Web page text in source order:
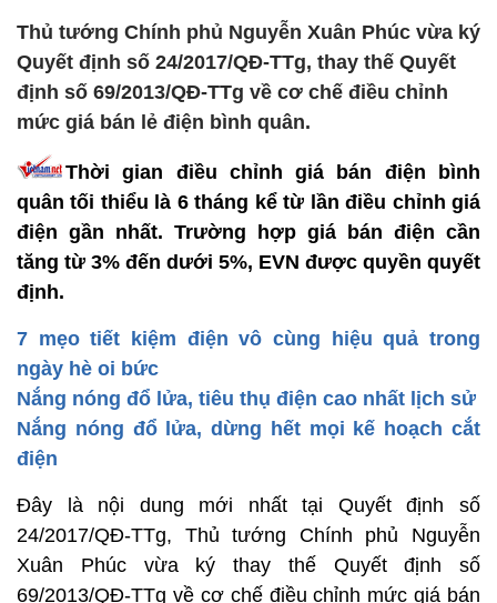
Thủ tướng Chính phủ Nguyễn Xuân Phúc vừa ký
Quyết định số 24/2017/QĐ-TTg, thay thế Quyết
định số 69/2013/QĐ-TTg về cơ chế điều chỉnh
mức giá bán lẻ điện bình quân.
Thời gian điều chỉnh giá bán điện bình
quân tối thiểu là 6 tháng kể từ lần điều chỉnh giá
điện gần nhất. Trường hợp giá bán điện cần
tăng từ 3% đến dưới 5%, EVN được quyền quyết
định.
7 mẹo tiết kiệm điện vô cùng hiệu quả trong
ngày hè oi bức
Nắng nóng đổ lửa, tiêu thụ điện cao nhất lịch sử
Nắng nóng đổ lửa, dừng hết mọi kế hoạch cắt
điện
Đây là nội dung mới nhất tại Quyết định số
24/2017/QĐ-TTg, Thủ tướng Chính phủ Nguyễn
Xuân Phúc vừa ký thay thế Quyết định số
69/2013/QĐ-TTg về cơ chế điều chỉnh mức giá bán